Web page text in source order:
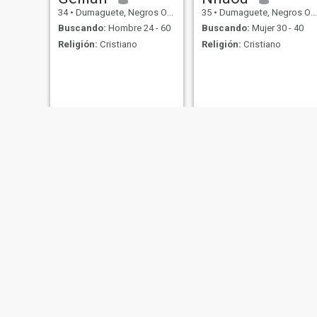
34 • Dumaguete, Negros Oriental, Filipinas
Buscando: Hombre 24 - 60
Religión: Cristiano
35 • Dumaguete, Negros Oriental, Filipinas
Buscando: Mujer 30 - 40
Religión: Cristiano